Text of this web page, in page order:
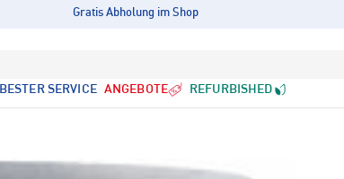
Gratis Abholung im Shop
BESTER SERVICE ANGEBOTE REFURBISHED